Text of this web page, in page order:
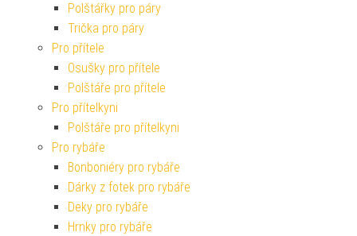
Polštářky pro páry
Trička pro páry
Pro přítele
Osušky pro přítele
Polštáře pro přítele
Pro přítelkyni
Polštáře pro přítelkyni
Pro rybáře
Bonboniéry pro rybáře
Dárky z fotek pro rybáře
Deky pro rybáře
Hrnky pro rybáře